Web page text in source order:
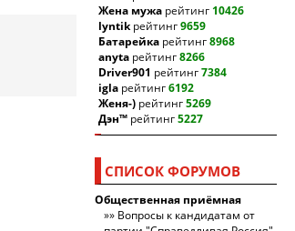
Жена мужа рейтинг 10426
lyntikрейтинг9659
Батарейка рейтинг8968
anyta рейтинг8266
Driver901 рейтинг7384
igla рейтинг6192
Женя-) рейтинг5269
Дэн™ рейтинг5227
СПИСОК ФОРУМОВ
Общественная приёмная
Вопросы к кандидатам от